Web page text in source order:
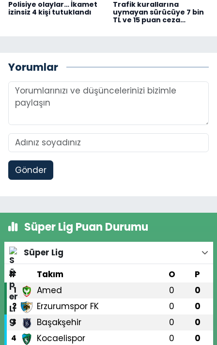
Polisiye olaylar… İkamet
izinsiz 4 kişi tutuklandı
Trafik kurallarına
uymayan sürücüye 7 bin
TL ve 15 puan ceza…
Yorumlar
Gönder
Süper Lig Puan Durumu
Süper Lig
#
Takım O P
1 Amed 0 0
2 Erzurumspor FK 0 0
3 Başakşehir 0 0
4 Kocaelispor 0 0